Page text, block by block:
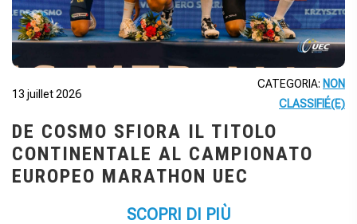
13 juillet 2026
CATEGORIA: NON
CLASSIFIÉ(E)
DE COSMO SFIORA IL TITOLO
CONTINENTALE AL CAMPIONATO
EUROPEO MARATHON UEC
SCOPRI DI PIÙ